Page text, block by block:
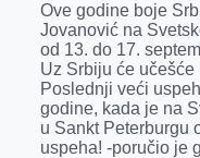
r
Ove godine boje
Jovanović na
od 13. do 17.
Uz Srbiju će
Poslednji veći
godine, kada je na
u Sankt Peterburgu
uspeha! -poručio je